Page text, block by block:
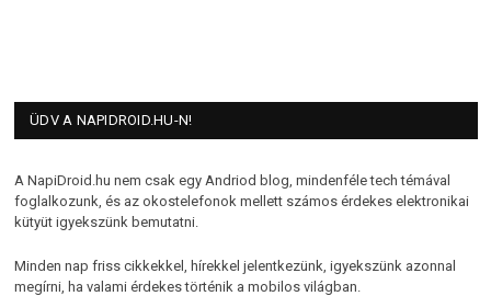
ÜDV A NAPIDROID.HU-N!
A NapiDroid.hu nem csak egy Andriod blog, mindenféle tech témával
foglalkozunk, és az okostelefonok mellett számos érdekes elektronikai
kütyüt igyekszünk bemutatni.
Minden nap friss cikkekkel, hírekkel jelentkezünk, igyekszünk azonnal
megírni, ha valami érdekes történik a mobilos világban.